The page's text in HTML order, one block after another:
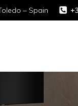
– Spain